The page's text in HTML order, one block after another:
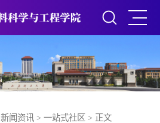
新闻资讯> 一站式社区 > 正文